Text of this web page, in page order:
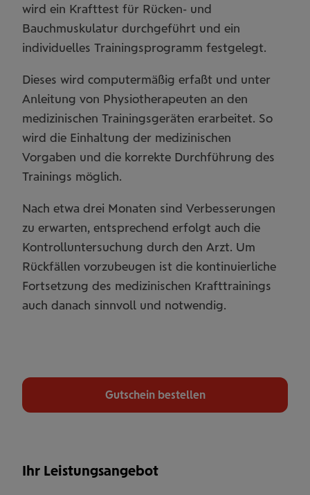
wird ein Krafttest für Rücken- und
Bauchmuskulatur durchgeführt und ein
individuelles Trainingsprogramm festgelegt.
Dieses wird computermäßig erfaßt und unter
Anleitung von Physiotherapeuten an den
medizinischen Trainingsgeräten erarbeitet. So
wird die Einhaltung der medizinischen
Vorgaben und die korrekte Durchführung des
Trainings möglich.
Nach etwa drei Monaten sind Verbesserungen
zu erwarten, entsprechend erfolgt auch die
Kontrolluntersuchung durch den Arzt. Um
Rückfällen vorzubeugen ist die kontinuierliche
Fortsetzung des medizinischen Krafttrainings
auch danach sinnvoll und notwendig.
Gutschein bestellen
Ihr Leistungsangebot